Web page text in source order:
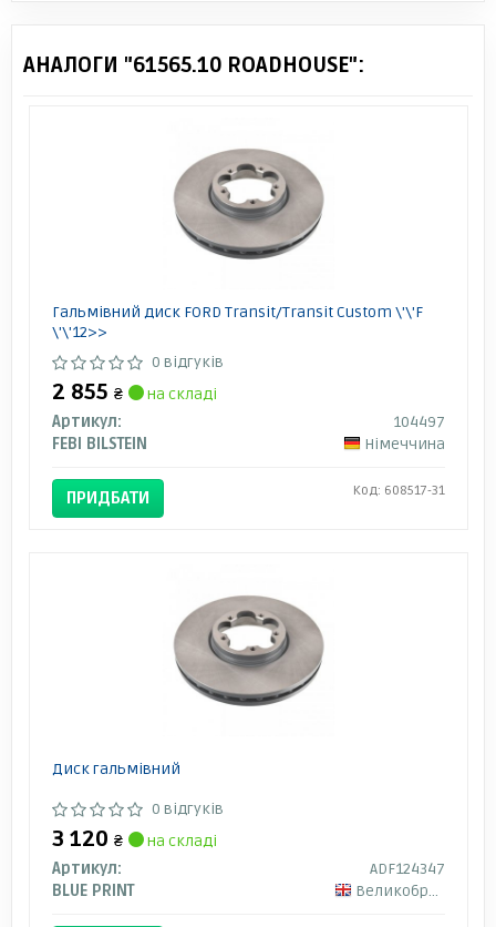
АНАЛОГИ "61565.10 ROADHOUSE":
Гальмівний диск FORD Transit/Transit Custom \'\'F
\'\'12>>
0 відгуків
2 855 ₴
на складі
Артикул:
104497
FEBI BILSTEIN
Німеччина
ПРИДБАТИ Код: 608517-31
Диск гальмівний
0 відгуків
3 120 ₴
на складі
Артикул:
ADF124347
BLUE PRINT
Великобританія